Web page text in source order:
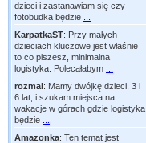
dzieci i zastanawiam się czy
fotobudka będzie
KarpatkaST: Przy małych
dzieciach kluczowe jest właśnie
to co piszesz, minimalna
logistyka. Polecałabym
rozmal: Mamy dwójkę dzieci, 3 i
6 lat, i szukam miejsca na
wakacje w górach gdzie logistyka
będzie
Amazonka: Ten temat jest